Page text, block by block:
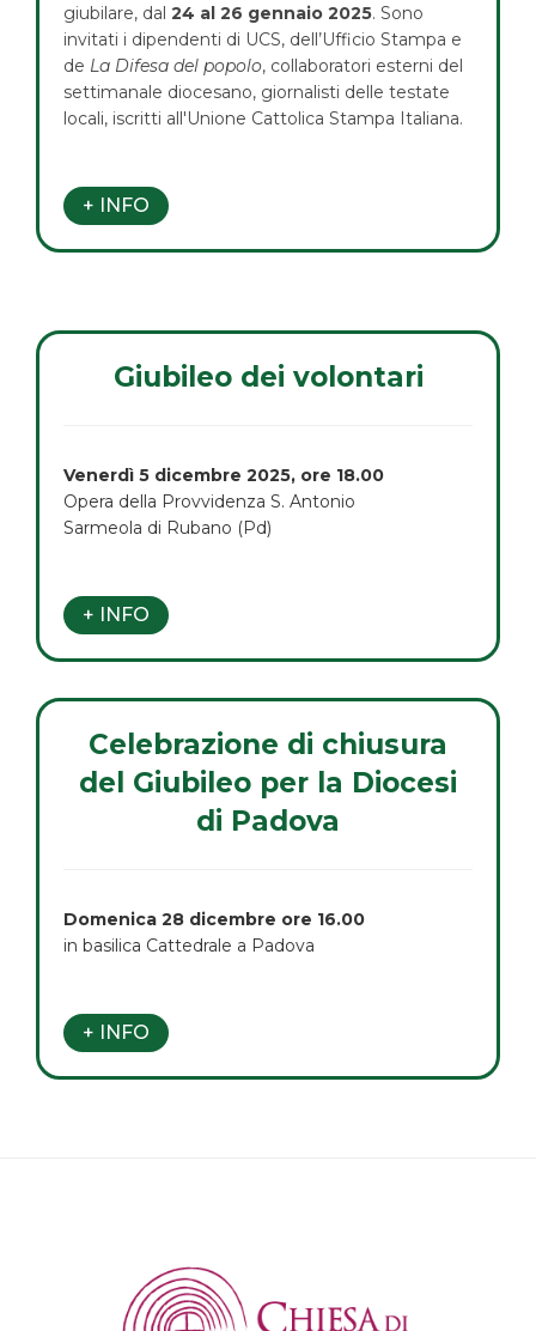
giubilare, dal 24 al 26 gennaio 2025. Sono
invitati i dipendenti di UCS, dell’Ufficio Stampa e
de La Difesa del popolo, collaboratori esterni del
settimanale diocesano, giornalisti delle testate
locali, iscritti all'Unione Cattolica Stampa Italiana.
+ INFO
Giubileo dei volontari
Venerdì 5 dicembre 2025, ore 18.00
Opera della Provvidenza S. Antonio
Sarmeola di Rubano (Pd)
+ INFO
Celebrazione di chiusura
del Giubileo per la Diocesi
di Padova
Domenica 28 dicembre ore 16.00
in basilica Cattedrale a Padova
+ INFO